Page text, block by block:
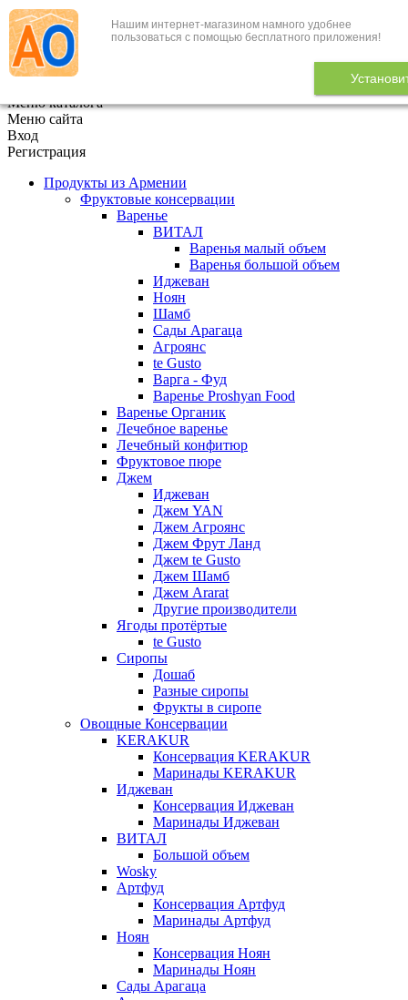
Нашим интернет-магазином намного удобнее
пользоваться с помощью бесплатного приложения!
+7 (495) 646-888-1
В корзине 0
Меню каталога
Меню сайта
Вход
Регистрация
Продукты из Армении
Фруктовые консервации
Варенье
ВИТАЛ
Варенья малый объем
Варенья большой объем
Иджеван
Ноян
Шамб
Сады Арагаца
Агроянс
te Gusto
Варга - Фуд
Варенье Proshyan Food
Варенье Органик
Лечебное варенье
Лечебный конфитюр
Фруктовое пюре
Джем
Иджеван
Джем YAN
Джем Агроянс
Джем Фрут Ланд
Джем te Gusto
Джем Шамб
Джем Ararat
Другие производители
Ягоды протёртые
te Gusto
Сиропы
Дошаб
Разные сиропы
Фрукты в сиропе
Овощные Консервации
KERAKUR
Консервация KERAKUR
Маринады KERAKUR
Иджеван
Консервация Иджеван
Маринады Иджеван
ВИТАЛ
Большой объем
Wosky
Артфуд
Консервация Артфуд
Маринады Артфуд
Ноян
Консервация Ноян
Маринады Ноян
Сады Арагаца